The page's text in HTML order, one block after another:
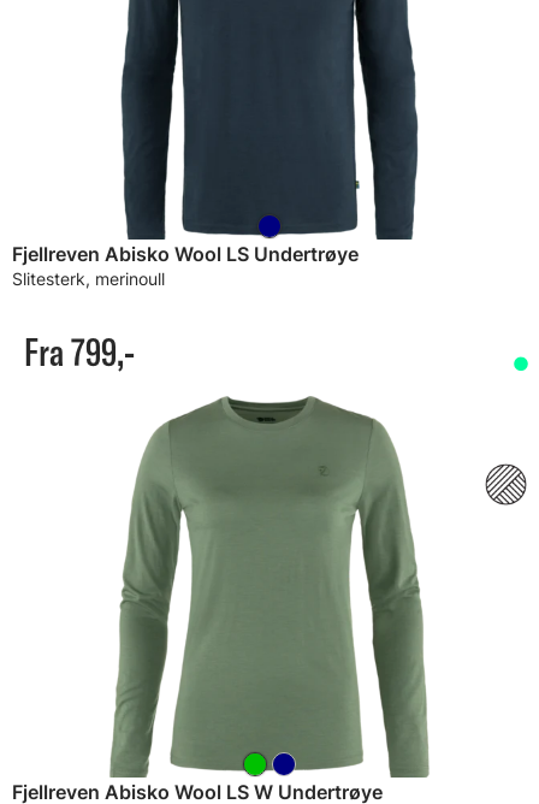
Fjellreven Abisko Wool LS Undertrøye
Slitesterk, merinoull
Fra 799,-
Fjellreven Abisko Wool LS W Undertrøye